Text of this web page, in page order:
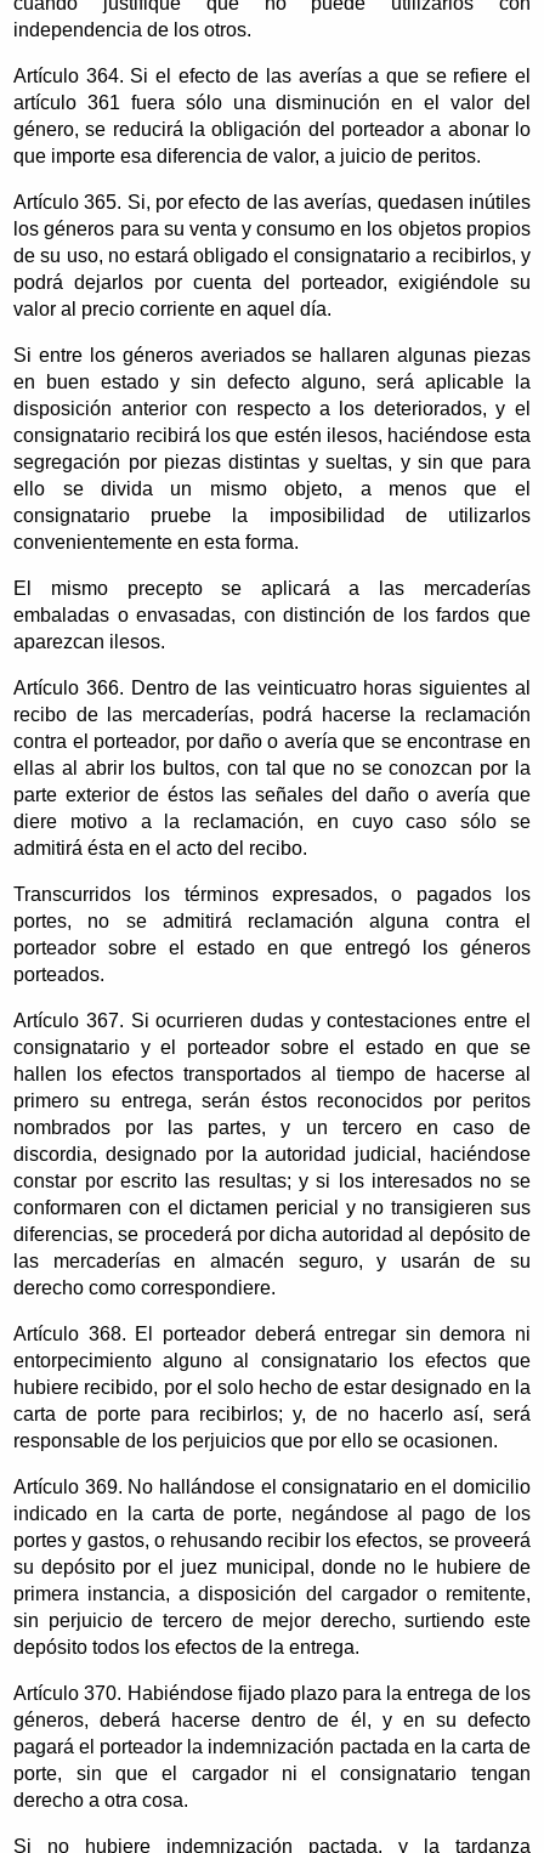
independencia de los otros.
Artículo 364. Si el efecto de las averías a que se refiere el
artículo 361 fuera sólo una disminución en el valor del
género, se reducirá la obligación del porteador a abonar lo
que importe esa diferencia de valor, a juicio de peritos.
Artículo 365. Si, por efecto de las averías, quedasen inútiles
los géneros para su venta y consumo en los objetos propios
de su uso, no estará obligado el consignatario a recibirlos, y
podrá dejarlos por cuenta del porteador, exigiéndole su
valor al precio corriente en aquel día.
Si entre los géneros averiados se hallaren algunas piezas
en buen estado y sin defecto alguno, será aplicable la
disposición anterior con respecto a los deteriorados, y el
consignatario recibirá los que estén ilesos, haciéndose esta
segregación por piezas distintas y sueltas, y sin que para
ello se divida un mismo objeto, a menos que el
consignatario pruebe la imposibilidad de utilizarlos
convenientemente en esta forma.
El mismo precepto se aplicará a las mercaderías
embaladas o envasadas, con distinción de los fardos que
aparezcan ilesos.
Artículo 366. Dentro de las veinticuatro horas siguientes al
recibo de las mercaderías, podrá hacerse la reclamación
contra el porteador, por daño o avería que se encontrase en
ellas al abrir los bultos, con tal que no se conozcan por la
parte exterior de éstos las señales del daño o avería que
diere motivo a la reclamación, en cuyo caso sólo se
admitirá ésta en el acto del recibo.
Transcurridos los términos expresados, o pagados los
portes, no se admitirá reclamación alguna contra el
porteador sobre el estado en que entregó los géneros
porteados.
Artículo 367. Si ocurrieren dudas y contestaciones entre el
consignatario y el porteador sobre el estado en que se
hallen los efectos transportados al tiempo de hacerse al
primero su entrega, serán éstos reconocidos por peritos
nombrados por las partes, y un tercero en caso de
discordia, designado por la autoridad judicial, haciéndose
constar por escrito las resultas; y si los interesados no se
conformaren con el dictamen pericial y no transigieren sus
diferencias, se procederá por dicha autoridad al depósito de
las mercaderías en almacén seguro, y usarán de su
derecho como correspondiere.
Artículo 368. El porteador deberá entregar sin demora ni
entorpecimiento alguno al consignatario los efectos que
hubiere recibido, por el solo hecho de estar designado en la
carta de porte para recibirlos; y, de no hacerlo así, será
responsable de los perjuicios que por ello se ocasionen.
Artículo 369. No hallándose el consignatario en el domicilio
indicado en la carta de porte, negándose al pago de los
portes y gastos, o rehusando recibir los efectos, se proveerá
su depósito por el juez municipal, donde no le hubiere de
primera instancia, a disposición del cargador o remitente,
sin perjuicio de tercero de mejor derecho, surtiendo este
depósito todos los efectos de la entrega.
Artículo 370. Habiéndose fijado plazo para la entrega de los
géneros, deberá hacerse dentro de él, y en su defecto
pagará el porteador la indemnización pactada en la carta de
porte, sin que el cargador ni el consignatario tengan
derecho a otra cosa.
Si no hubiere indemnización pactada, y la tardanza